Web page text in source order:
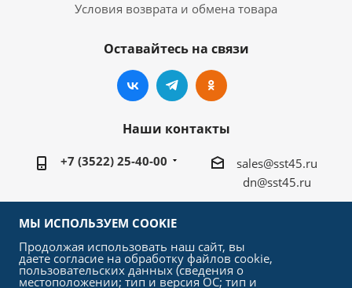
Условия возврата и обмена товара
Оставайтесь на связи
Наши контакты
+7 (3522) 25-40-00
sales@sst45.ru
dn@sst45.ru
640027, Россия, г.Курган, ул.Омская 76а
МЫ ИСПОЛЬЗУЕМ COOKIE
Продолжая использовать наш сайт, вы
даете согласие на обработку файлов cookie,
пользовательских данных (сведения о
местоположении; тип и версия ОС; тип и